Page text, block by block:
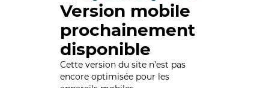
Version mobile
prochainement
disponible
Cette version du site n’est pas
encore optimisée pour les